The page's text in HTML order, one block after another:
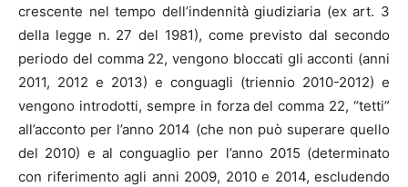
crescente nel tempo dell’indennità giudiziaria (ex art. 3
della legge n. 27 del 1981), come previsto dal secondo
periodo del comma 22, vengono bloccati gli acconti (anni
2011, 2012 e 2013) e conguagli (triennio 2010-2012) e
vengono introdotti, sempre in forza del comma 22, “tetti”
all’acconto per l’anno 2014 (che non può superare quello
del 2010) e al conguaglio per l’anno 2015 (determinato
con riferimento agli anni 2009, 2010 e 2014, escludendo